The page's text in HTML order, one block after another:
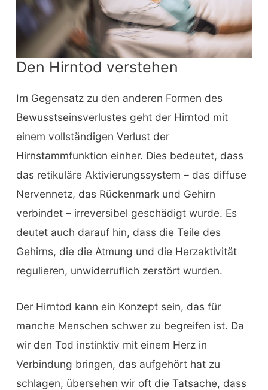
Den Hirntod verstehen
Im Gegensatz zu den anderen Formen des
Bewusstseinsverlustes geht der Hirntod mit
einem vollständigen Verlust der
Hirnstammfunktion einher. Dies bedeutet, dass
das retikuläre Aktivierungssystem – das diffuse
Nervennetz, das Rückenmark und Gehirn
verbindet – irreversibel geschädigt wurde. Es
deutet auch darauf hin, dass die Teile des
Gehirns, die die Atmung und die Herzaktivität
regulieren, unwiderruflich zerstört wurden.
Der Hirntod kann ein Konzept sein, das für
manche Menschen schwer zu begreifen ist. Da
wir den Tod instinktiv mit einem Herz in
Verbindung bringen, das aufgehört hat zu
schlagen, übersehen wir oft die Tatsache, dass